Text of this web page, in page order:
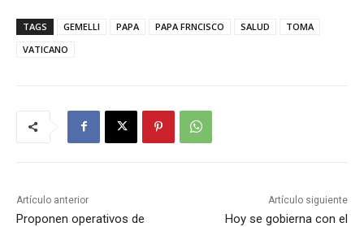
TAGS GEMELLI PAPA PAPA FRNCISCO SALUD
TOMA
VATICANO
Artículo anterior
Proponen operativos de
Artículo siguiente
Hoy se gobierna con el